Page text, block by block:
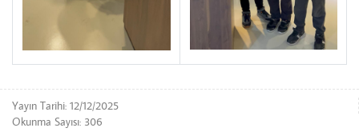
Yayın Tarihi: 12/12/2025
Okunma Sayısı: 306